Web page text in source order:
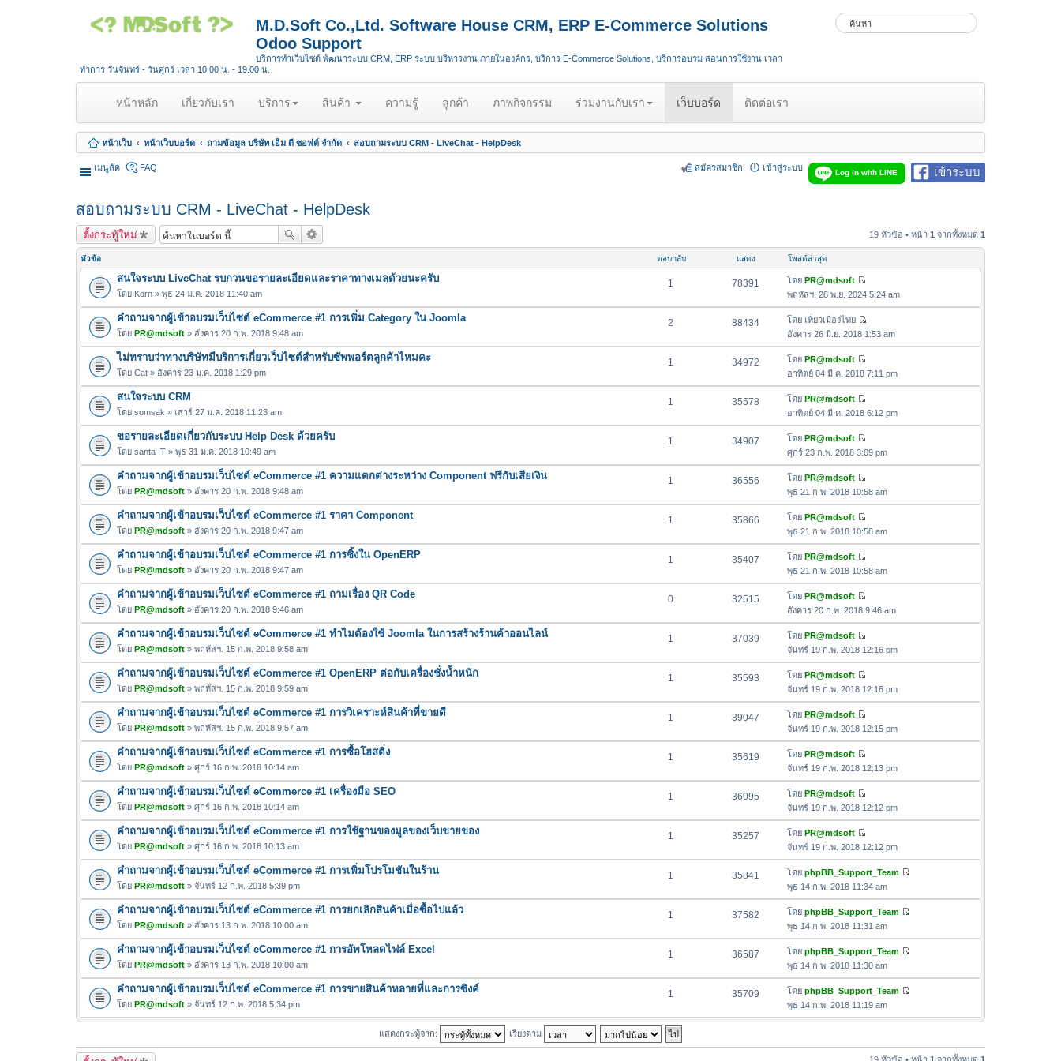
M.D.Soft Co.,Ltd. Software House CRM, ERP E-Commerce Solutions
Odoo Support
บริการทำเว็บไซต์ พัฒนาระบบ CRM, ERP ระบบ บริหารงาน ภายในองค์กร, บริการ E-Commerce Solutions, บริการอบรม สอนการใช้งาน เวลา
ทำการ วันจันทร์ - วันศุกร์ เวลา 10.00 น. - 19.00 น.
หน้าหลัก(
u
r
t
)
เกี่ยวกับเรา บริการ สินค้า ความรู้ ลูกค้า ภาพกิจกรรม ร่วมงานกับเรา เว็บบอร์ด ติดต่อเรา
หน้าเว็บ หน้าเว็บบอร์ด ถามข้อมูล บริษัท เอ็ม ดี ซอฟต์ จำกัด สอบถามระบบ CRM - LiveChat - HelpDesk
เมนูลัด เข้าระบบ
Log in with LINE
FAQ เข้าสู่ระบบ
สมัครสมาชิก
สอบถามระบบ CRM - LiveChat - HelpDesk
ตั้งกระทู้ใหม่ 19 หัวข้อ • หน้า 1 จากทั้งหมด 1
หัวข้อ ตอบกลับ แสดง โพสต์ล่าสุด
สนใจระบบ LiveChat รบกวนขอรายละเอียดและราคาทางเมลด้วยนะครับ
โดย Korn » พุธ 24 ม.ค. 2018 11:40 am
1 78391 โดย PR@mdsoft
ดู
ข้
ค
ว
ม
ล่
สุ
พฤหัสฯ. 28 พ.ย. 2024 5:24 am
คำถามจากผู้เข้าอบรมเว็บไซต์ eCommerce #1 การเพิ่ม Category ใน Joomla
โดย PR@mdsoft » อังคาร 20 ก.พ. 2018 9:48 am
2 88434 โดย เที่ยวเมืองไทย
ดู
ข้
ค
ว
ม
ล่
สุ
อังคาร 26 มิ.ย. 2018 1:53 am
ไม่ทราบว่าทางบริษัทมีบริการเกี่ยวเว็บไซต์สำหรับซัพพอร์ตลูกค้าไหมคะ
โดย Cat » อังคาร 23 ม.ค. 2018 1:29 pm
1 34972 โดย PR@mdsoft
ดู
ข้
ค
ว
ม
ล่
สุ
อาทิตย์ 04 มี.ค. 2018 7:11 pm
สนใจระบบ CRM
โดย somsak » เสาร์ 27 ม.ค. 2018 11:23 am
1 35578 โดย PR@mdsoft
ดู
ข้
ค
ว
ม
ล่
สุ
อาทิตย์ 04 มี.ค. 2018 6:12 pm
ขอรายละเอียดเกี่ยวกับระบบ Help Desk ด้วยครับ
โดย santa IT » พุธ 31 ม.ค. 2018 10:49 am
1 34907 โดย PR@mdsoft
ดู
ข้
ค
ว
ม
ล่
สุ
ศุกร์ 23 ก.พ. 2018 3:09 pm
คำถามจากผู้เข้าอบรมเว็บไซต์ eCommerce #1 ความแตกต่างระหว่าง Component ฟรีกับเสียเงิน
โดย PR@mdsoft » อังคาร 20 ก.พ. 2018 9:48 am
1 36556 โดย PR@mdsoft
ดู
ข้
ค
ว
ม
ล่
สุ
พุธ 21 ก.พ. 2018 10:58 am
คำถามจากผู้เข้าอบรมเว็บไซต์ eCommerce #1 ราคา Component
โดย PR@mdsoft » อังคาร 20 ก.พ. 2018 9:47 am
1 35866 โดย PR@mdsoft
ดู
ข้
ค
ว
ม
ล่
สุ
พุธ 21 ก.พ. 2018 10:58 am
คำถามจากผู้เข้าอบรมเว็บไซต์ eCommerce #1 การซิ้งใน OpenERP
โดย PR@mdsoft » อังคาร 20 ก.พ. 2018 9:47 am
1 35407 โดย PR@mdsoft
ดู
ข้
ค
ว
ม
ล่
สุ
พุธ 21 ก.พ. 2018 10:58 am
คำถามจากผู้เข้าอบรมเว็บไซต์ eCommerce #1 ถามเรื่อง QR Code
โดย PR@mdsoft » อังคาร 20 ก.พ. 2018 9:46 am
0 32515 โดย PR@mdsoft
ดู
ข้
ค
ว
ม
ล่
สุ
อังคาร 20 ก.พ. 2018 9:46 am
คำถามจากผู้เข้าอบรมเว็บไซต์ eCommerce #1 ทำไมต้องใช้ Joomla ในการสร้างร้านค้าออนไลน์
โดย PR@mdsoft » พฤหัสฯ. 15 ก.พ. 2018 9:58 am
1 37039 โดย PR@mdsoft
ดู
ข้
ค
ว
ม
ล่
สุ
จันทร์ 19 ก.พ. 2018 12:16 pm
คำถามจากผู้เข้าอบรมเว็บไซต์ eCommerce #1 OpenERP ต่อกับเครื่องชั่งน้ำหนัก
โดย PR@mdsoft » พฤหัสฯ. 15 ก.พ. 2018 9:59 am
1 35593 โดย PR@mdsoft
ดู
ข้
ค
ว
ม
ล่
สุ
จันทร์ 19 ก.พ. 2018 12:16 pm
คำถามจากผู้เข้าอบรมเว็บไซต์ eCommerce #1 การวิเคราะห์สินค้าที่ขายดี
โดย PR@mdsoft » พฤหัสฯ. 15 ก.พ. 2018 9:57 am
1 39047 โดย PR@mdsoft
ดู
ข้
ค
ว
ม
ล่
สุ
จันทร์ 19 ก.พ. 2018 12:15 pm
คำถามจากผู้เข้าอบรมเว็บไซต์ eCommerce #1 การซื้อโฮสติ่ง
โดย PR@mdsoft » ศุกร์ 16 ก.พ. 2018 10:14 am
1 35619 โดย PR@mdsoft
ดู
ข้
ค
ว
ม
ล่
า
สุ
จันทร์ 19 ก.พ. 2018 12:13 pm
คำถามจากผู้เข้าอบรมเว็บไซต์ eCommerce #1 เครื่องมือ SEO
โดย PR@mdsoft » ศุกร์ 16 ก.พ. 2018 10:14 am
1 36095 โดย PR@mdsoft
ดู
ข้
ค
ว
า
ม
ล่
า
สุ
จันทร์ 19 ก.พ. 2018 12:12 pm
คำถามจากผู้เข้าอบรมเว็บไซต์ eCommerce #1 การใช้ฐานของมูลของเว็บขายของ
โดย PR@mdsoft » ศุกร์ 16 ก.พ. 2018 10:13 am
1 35257 โดย PR@mdsoft
ดู
ข้
อ
ค
ว
า
ม
ล่
า
สุ
จันทร์ 19 ก.พ. 2018 12:12 pm
คำถามจากผู้เข้าอบรมเว็บไซต์ eCommerce #1 การเพิ่มโปรโมชันในร้าน
โดย PR@mdsoft » จันทร์ 12 ก.พ. 2018 5:39 pm
1 35841 โดย phpBB_Support_Team
ข้
ว
ล่
ด
พุธ 14 ก.พ. 2018 11:34 am
คำถามจากผู้เข้าอบรมเว็บไซต์ eCommerce #1 การยกเลิกสินค้าเมื่อซื้อไปแล้ว
โดย PR@mdsoft » อังคาร 13 ก.พ. 2018 10:00 am
1 37582 โดย phpBB_Support_Team
ข้
ว
ล่
สุ
พุธ 14 ก.พ. 2018 11:31 am
คำถามจากผู้เข้าอบรมเว็บไซต์ eCommerce #1 การอัพโหลดไฟล์ Excel
โดย PR@mdsoft » อังคาร 13 ก.พ. 2018 10:00 am
1 36587 โดย phpBB_Support_Team
ข้
ว
ม
พุธ 14 ก.พ. 2018 11:30 am
คำถามจากผู้เข้าอบรมเว็บไซต์ eCommerce #1 การขายสินค้าหลายที่และการซิงค์
โดย PR@mdsoft » จันทร์ 12 ก.พ. 2018 5:34 pm
1 35709 โดย phpBB_Support_Team
ข้
ว
พุธ 14 ก.พ. 2018 11:19 am
แสดงกระทู้จาก: เรียงตาม